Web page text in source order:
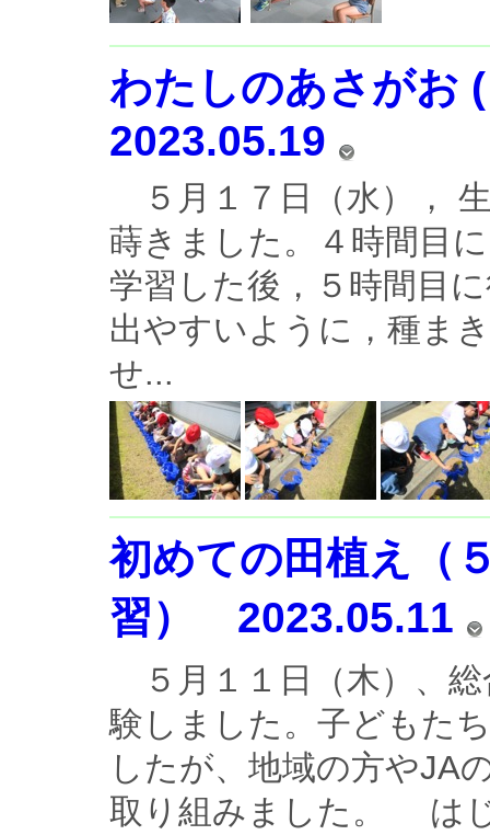
わたしのあさがお
2023.05.19
５月１７日（水），
蒔きました。４時間目
学習した後，５時間目
出やすいように，種ま
せ...
初めての田植え（
習） 2023.05.11
５月１１日（木）、
験しました。子どもた
したが、地域の方やJA
取り組みました。 は